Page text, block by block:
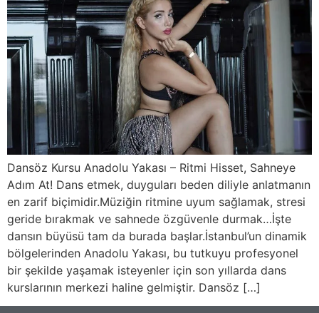
Dansöz Kursu Anadolu Yakası – Ritmi Hisset, Sahneye
Adım At! Dans etmek, duyguları beden diliyle anlatmanın
en zarif biçimidir.Müziğin ritmine uyum sağlamak, stresi
geride bırakmak ve sahnede özgüvenle durmak…İşte
dansın büyüsü tam da burada başlar.İstanbul’un dinamik
bölgelerinden Anadolu Yakası, bu tutkuyu profesyonel
bir şekilde yaşamak isteyenler için son yıllarda dans
kurslarının merkezi haline gelmiştir. Dansöz […]